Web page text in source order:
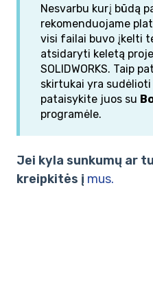
Nesvarbu kurį būdą
rekomenduojame
visi failai buvo įkelti
atsidaryti keletą
SOLIDWORKS. Taip
skirtukai yra
pataisykite juos su
programėle.
Jei kyla sunkumų ar
kreipkitės į mus.